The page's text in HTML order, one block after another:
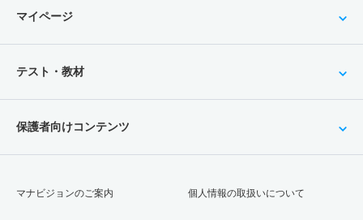
マイページ
テスト・教材
保護者向けコンテンツ
マナビジョンのご案内 個人情報の取扱いについて